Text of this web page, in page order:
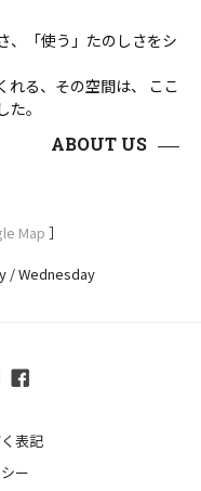
、「使う」たのしさをシ
れる、その空間は、 ここ
。
ABOUT US
Map ］
/ Wednesday
表記
ー